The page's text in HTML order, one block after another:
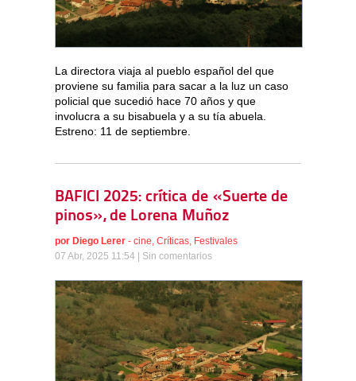
La directora viaja al pueblo español del que
proviene su familia para sacar a la luz un caso
policial que sucedió hace 70 años y que
involucra a su bisabuela y a su tía abuela.
Estreno: 11 de septiembre.
BAFICI 2025: crítica de «Suerte de
pinos», de Lorena Muñoz
por Diego Lerer - cine Críticas Festivales
07 Abr, 2025 11:54 | Sin comentarios